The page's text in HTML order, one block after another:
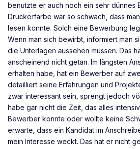
benutzte er auch noch ein sehr dünnes
Druckerfarbe war so schwach, dass
lesen konnte. Solch eine Bewerbung
Wenn man sich bewirbt, informiert man
die Unterlagen aussehen müssen. Das
anscheinend nicht getan. Im längsten
erhalten habe, hat ein Bewerber auf
detailliert seine Erfahrungen und
zwar interessant sein, sprengt jedoch
habe gar nicht die Zeit, das alles
Bewerber konnte oder wollte keine
erwarte, dass ein Kandidat im
mein Interesse weckt. Das hat er nicht